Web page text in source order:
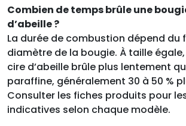
Combien de temps brûle une
d’abeille ?
La durée de combustion dépend du
diamètre de la bougie. À taille
cire d’abeille brûle plus lentement
paraffine, généralement 30 à 50 %
Consulter les fiches produits pour
indicatives selon chaque modèle.